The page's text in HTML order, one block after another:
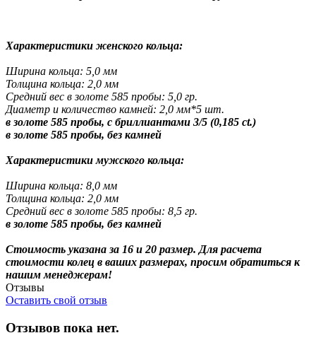
Характеристики женского кольца:
Ширина кольца: 5,0 мм
Толщина кольца: 2,0 мм
Средний вес в золоте 585 пробы: 5,0 гр.
Диаметр и количество камней: 2,0 мм*5 шт.
в золоте 585 пробы, с бриллиантами 3/5 (0,185 ct.)
в золоте 585 пробы, без камней
Характеристики мужского кольца:
Ширина кольца: 8,0 мм
Толщина кольца: 2,0 мм
Средний вес в золоте 585 пробы: 8,5 гр.
в золоте 585 пробы, без камней
Стоимость указана за 16 и 20 размер. Для расчета
стоимости колец в ваших размерах, просим обратиться к
нашим менеджерам!
Отзывы
Оставить свой отзыв
Отзывов пока нет.